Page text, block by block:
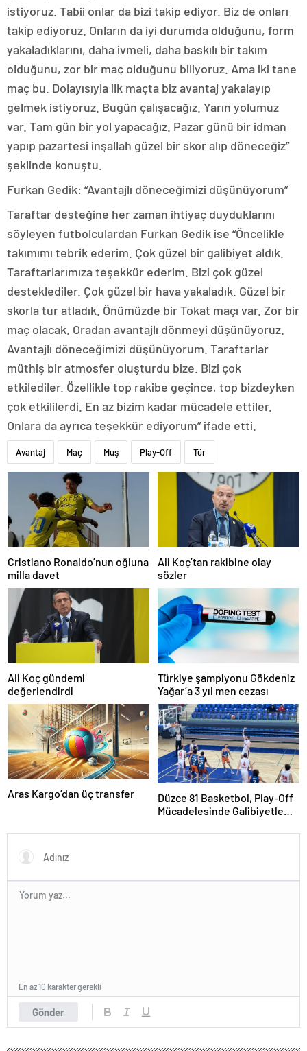
istiyoruz. Tabii onlar da bizi takip ediyor. Biz de onları
takip ediyoruz. Onların da iyi durumda olduğunu, form
yakaladıklarını, daha ivmeli, daha baskılı bir takım
olduğunu, zor bir maç olduğunu biliyoruz. Ama iki tane
maç bu. Dolayısıyla ilk maçta biz avantaj yakalayıp
gelmek istiyoruz. Bugün çalışacağız. Yarın yolumuz
var. Tam gün bir yol yapacağız. Pazar günü bir idman
yapıp pazartesi inşallah güzel bir skor alıp döneceğiz”
şeklinde konuştu.
Furkan Gedik: “Avantajlı döneceğimizi düşünüyorum”
Taraftar desteğine her zaman ihtiyaç duyduklarını
söyleyen futbolculardan Furkan Gedik ise “Öncelikle
takımımı tebrik ederim. Çok güzel bir galibiyet aldık.
Taraftarlarımıza teşekkür ederim. Bizi çok güzel
desteklediler. Çok güzel bir hava yakaladık. Güzel bir
skorla tur atladık. Önümüzde bir Tokat maçı var. Zor bir
maç olacak. Oradan avantajlı dönmeyi düşünüyoruz.
Avantajlı döneceğimizi düşünüyorum. Taraftarlar
müthiş bir atmosfer oluşturdu bize. Bizi çok
etkilediler. Özellikle top rakibe geçince, top bizdeyken
çok etkililerdi. En az bizim kadar mücadele ettiler.
Onlara da ayrıca teşekkür ediyorum” ifade etti.
Avantaj Maç Muş Play-Off Tür
Cristiano Ronaldo’nun oğluna
milla davet
Ali Koç’tan rakibine olay
sözler
Ali Koç gündemi
değerlendirdi
Türkiye şampiyonu Gökdeniz
Yağar’a 3 yıl men cezası
Aras Kargo’dan üç transfer
Düzce 81 Basketbol, Play-Off
Mücadelesinde Galibiyetle
Gönder
En az 10 karakter gerekli